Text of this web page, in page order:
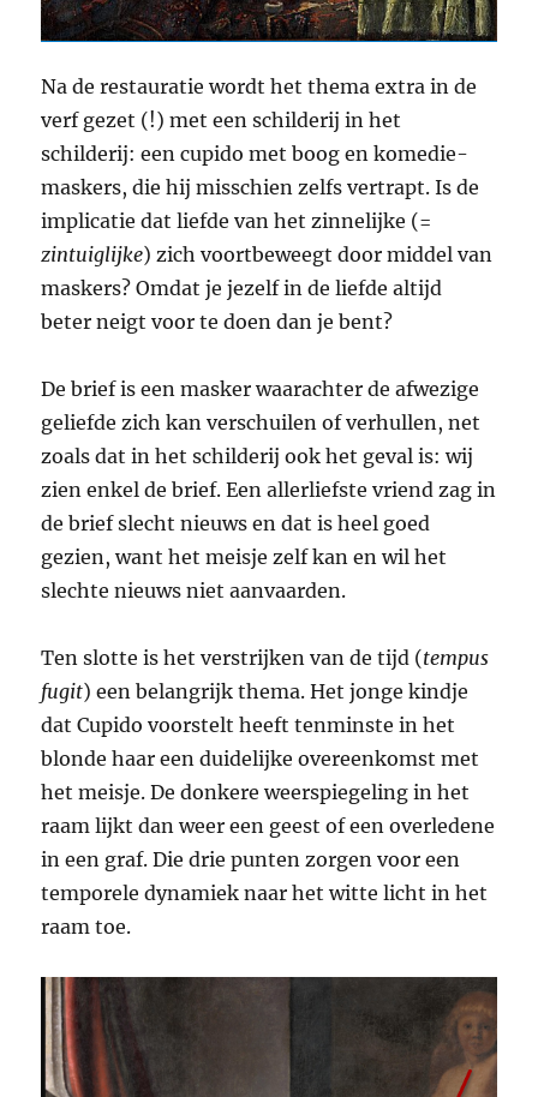
Na de restauratie wordt het thema extra in de
verf gezet (!) met een schilderij in het
schilderij: een cupido met boog en komedie-
maskers, die hij misschien zelfs vertrapt. Is de
implicatie dat liefde van het zinnelijke (=
zintuiglijke) zich voortbeweegt door middel van
maskers? Omdat je jezelf in de liefde altijd
beter neigt voor te doen dan je bent?
De brief is een masker waarachter de afwezige
geliefde zich kan verschuilen of verhullen, net
zoals dat in het schilderij ook het geval is: wij
zien enkel de brief. Een allerliefste vriend zag in
de brief slecht nieuws en dat is heel goed
gezien, want het meisje zelf kan en wil het
slechte nieuws niet aanvaarden.
Ten slotte is het verstrijken van de tijd (tempus
fugit) een belangrijk thema. Het jonge kindje
dat Cupido voorstelt heeft tenminste in het
blonde haar een duidelijke overeenkomst met
het meisje. De donkere weerspiegeling in het
raam lijkt dan weer een geest of een overledene
in een graf. Die drie punten zorgen voor een
temporele dynamiek naar het witte licht in het
raam toe.